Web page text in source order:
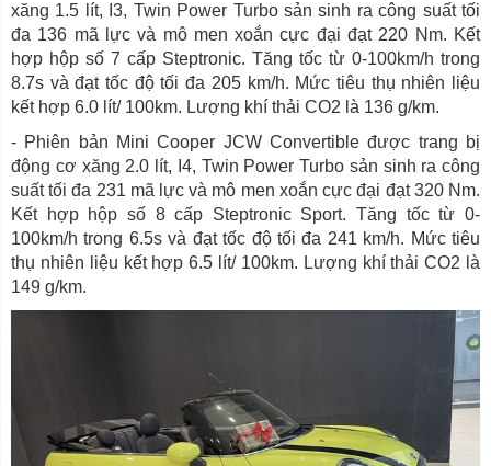
xăng 1.5 lít, I3, Twin Power Turbo sản sinh ra công suất tối
đa 136 mã lực và mô men xoắn cực đại đạt 220 Nm. Kết
hợp hộp số 7 cấp Steptronic. Tăng tốc từ 0-100km/h trong
8.7s và đạt tốc độ tối đa 205 km/h. Mức tiêu thụ nhiên liệu
kết hợp 6.0 lít/ 100km. Lượng khí thải CO2 là 136 g/km.
- Phiên bản Mini Cooper JCW Convertible được trang bị
động cơ xăng 2.0 lít, I4, Twin Power Turbo sản sinh ra công
suất tối đa 231 mã lực và mô men xoắn cực đại đạt 320 Nm.
Kết hợp hộp số 8 cấp Steptronic Sport. Tăng tốc từ 0-
100km/h trong 6.5s và đạt tốc độ tối đa 241 km/h. Mức tiêu
thụ nhiên liệu kết hợp 6.5 lít/ 100km. Lượng khí thải CO2 là
149 g/km.